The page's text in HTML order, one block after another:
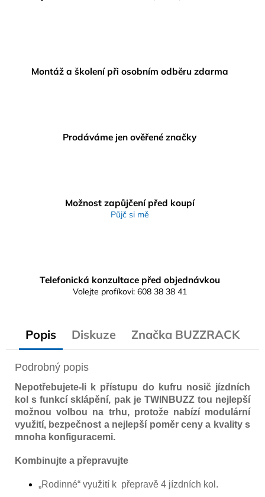
Montáž a školení při osobním odběru zdarma
Prodáváme jen ověřené značky
Možnost zapůjčení před koupí
Půjč si mě
Telefonická konzultace před objednávkou
Volejte profíkovi: 608 38 38 41
Popis Diskuze Značka BUZZRACK
Podrobný popis
Nepotřebujete-li k přístupu do kufru nosič jízdních
kol s funkcí sklápění, pak je TWINBUZZ tou nejlepší
možnou volbou na trhu, protože nabízí modulární
využití, bezpečnost a nejlepší poměr ceny a kvality s
mnoha konfiguracemi.
Kombinujte a přepravujte
„Rodinné“ využití k přepravě 4 jízdních kol.